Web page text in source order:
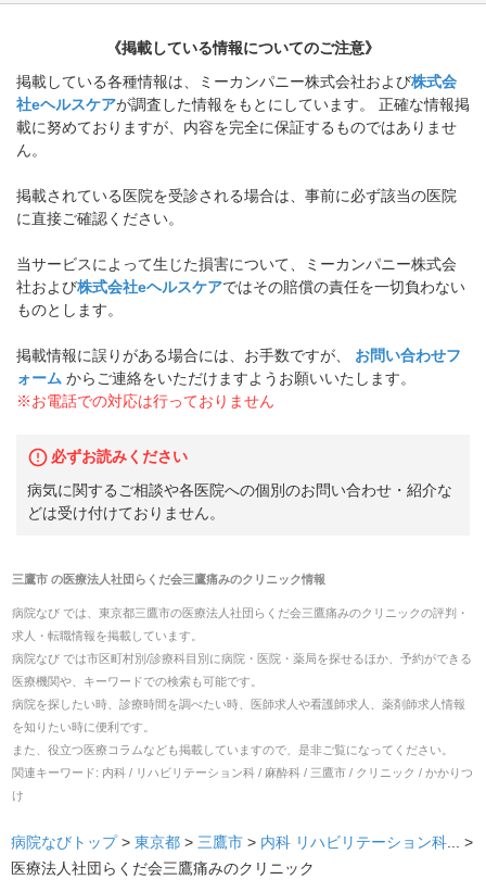
《掲載している情報についてのご注意》
掲載している各種情報は、ミーカンパニー株式会社および株式会
社eヘルスケアが調査した情報をもとにしています。 正確な情報掲
載に努めておりますが、内容を完全に保証するものではありませ
ん。
掲載されている医院を受診される場合は、事前に必ず該当の医院
に直接ご確認ください。
当サービスによって生じた損害について、ミーカンパニー株式会
社および株式会社eヘルスケアではその賠償の責任を一切負わない
ものとします。
掲載情報に誤りがある場合には、お手数ですが、
お問い合わせフ
ォーム からご連絡をいただけますようお願いいたします。
※お電話での対応は行っておりません
必ずお読みください
病気に関するご相談や各医院への個別のお問い合わせ・紹介な
どは受け付けておりません。
三鷹市の医療法人社団らくだ会三鷹痛みのクリニック情報
病院なび では、 東京都三鷹市の医療法人社団らくだ会三鷹痛みのクリニックの評判・
求人・転職情報を掲載しています。
病院なび では市区町村別/診療科目別に病院・医院・薬局を探せるほか、予約ができる
医療機関や、キーワードでの検索も可能です。
病院を探したい時、診療時間を調べたい時、医師求人や看護師求人、薬剤師求人情報
を知りたい時に便利です。
また、役立つ医療コラムなども掲載していますので、是非ご覧になってください。
関連キーワード: 内科 / リハビリテーション科 / 麻酔科 / 三鷹市 / クリニック / かかりつ
け
病院なびトップ > 東京都 > 三鷹市 > 内科 リハビリテーション科... >
医療法人社団らくだ会三鷹痛みのクリニック